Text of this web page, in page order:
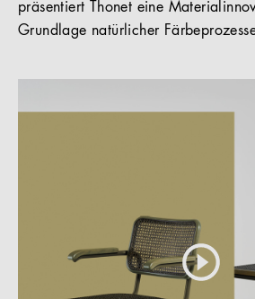
präsentiert Thonet eine
Grundlage natürlicher